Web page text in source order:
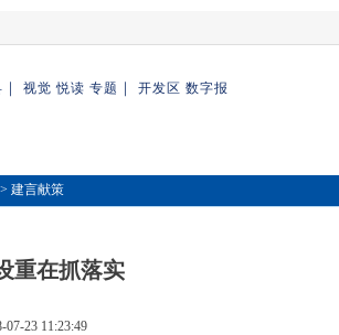
｜ 视觉 悦读 专题 ｜ 开发区 数字报
> 建言献策
重在抓落实
23 11:23:49